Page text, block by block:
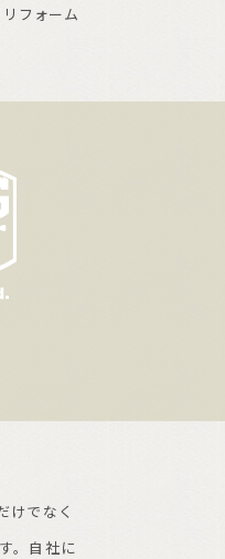
リフォーム
けでなく
。自社に